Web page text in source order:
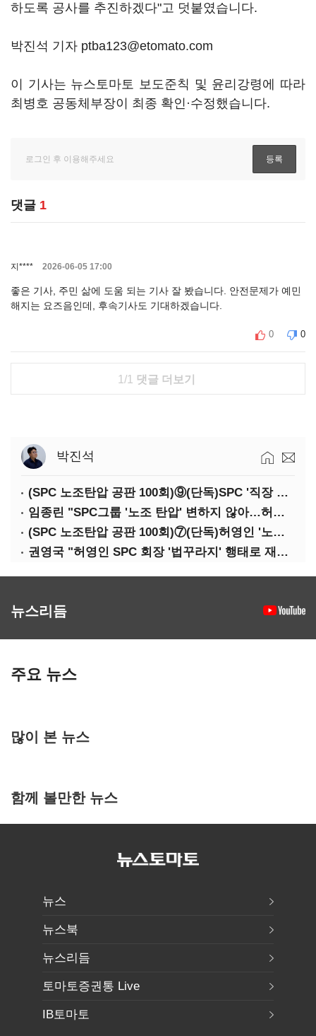
하도록 공사를 추진하겠다"고 덧붙였습니다.
박진석 기자 ptba123@etomato.com
이 기사는 뉴스토마토 보도준칙 및 윤리강령에 따라
최병호 공동체부장이 최종 확인·수정했습니다.
댓글 1
지**** 2026-06-05 17:00
좋은 기사, 주민 삶에 도움 되는 기사 잘 봤습니다. 안전문제가 예민
해지는 요즈음인데, 후속기사도 기대하겠습니다.
0 0
1/1 댓글 더보기
박진석
(SPC 노조탄압 공판 100회)⑨(단독)SPC '직장 갑질' 도 넘었다…'성희롱·돈 갈취' 묵인
임종린 "SPC그룹 '노조 탄압' 변하지 않아…허영인 회장 '강력한 처벌' 필요"
(SPC 노조탄압 공판 100회)⑦(단독)허영인 '노조탄압' 재판 중인데…언론 제보했다고 '보복성 조치'
권영국 "허영인 SPC 회장 '법꾸라지' 행태로 재판 지연…'노조 탄압' 증거 쏟아져"
뉴스리듬
주요 뉴스
많이 본 뉴스
함께 볼만한 뉴스
뉴스
뉴스북
뉴스리듬
토마토증권통 Live
IB토마토